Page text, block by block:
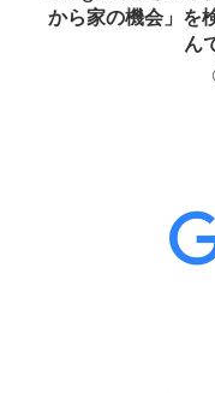
から家の機会」を
ん